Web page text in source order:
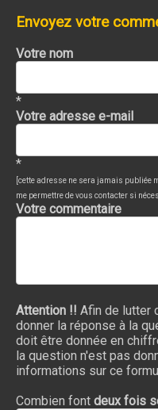
Envoyez votre
Votre nom
*
Votre adresse e-mail
*
[cette adresse ne sera jamais publiée
me permettre de vous contacter si
Votre commentaire
Attention !! Afin de lutter
donner la réponse à la
doit être donnée en
la question n'est pas
informations sur ce
Combien font deux fois